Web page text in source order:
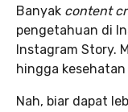
Banyak content
pengetahuan di
Instagram Story.
hingga
Nah, biar dapat